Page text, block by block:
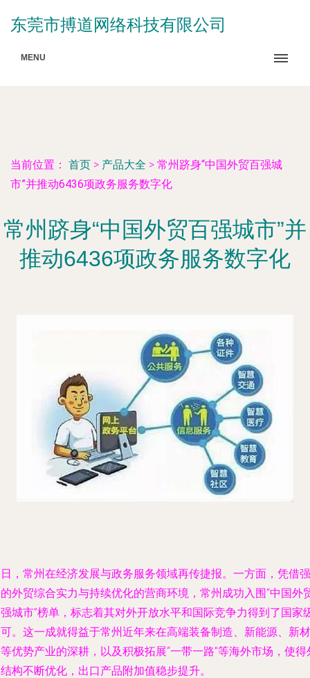
东莞市搏道网络科技有限公司
MENU
当前位置： 首页 > 产品大全 > 常州跻身“中国外贸百强城
市”并推动6436项政务服务数字化
常州跻身“中国外贸百强城市”并
推动6436项政务服务数字化
，常州在经济发展与政务服务领域再传捷报。一方面，凭借强
外贸综合实力与持续优化的营商环境，常州成功入围“中国外
城市”榜单，标志着其对外开放水平和国际竞争力得到了国家
。这一成就得益于常州近年来在高端装备制造、新能源、新材
优势产业的深耕，以及积极拓展“一带一路”等海外市场，使得
构不断优化，出口产品附加值稳步提升。